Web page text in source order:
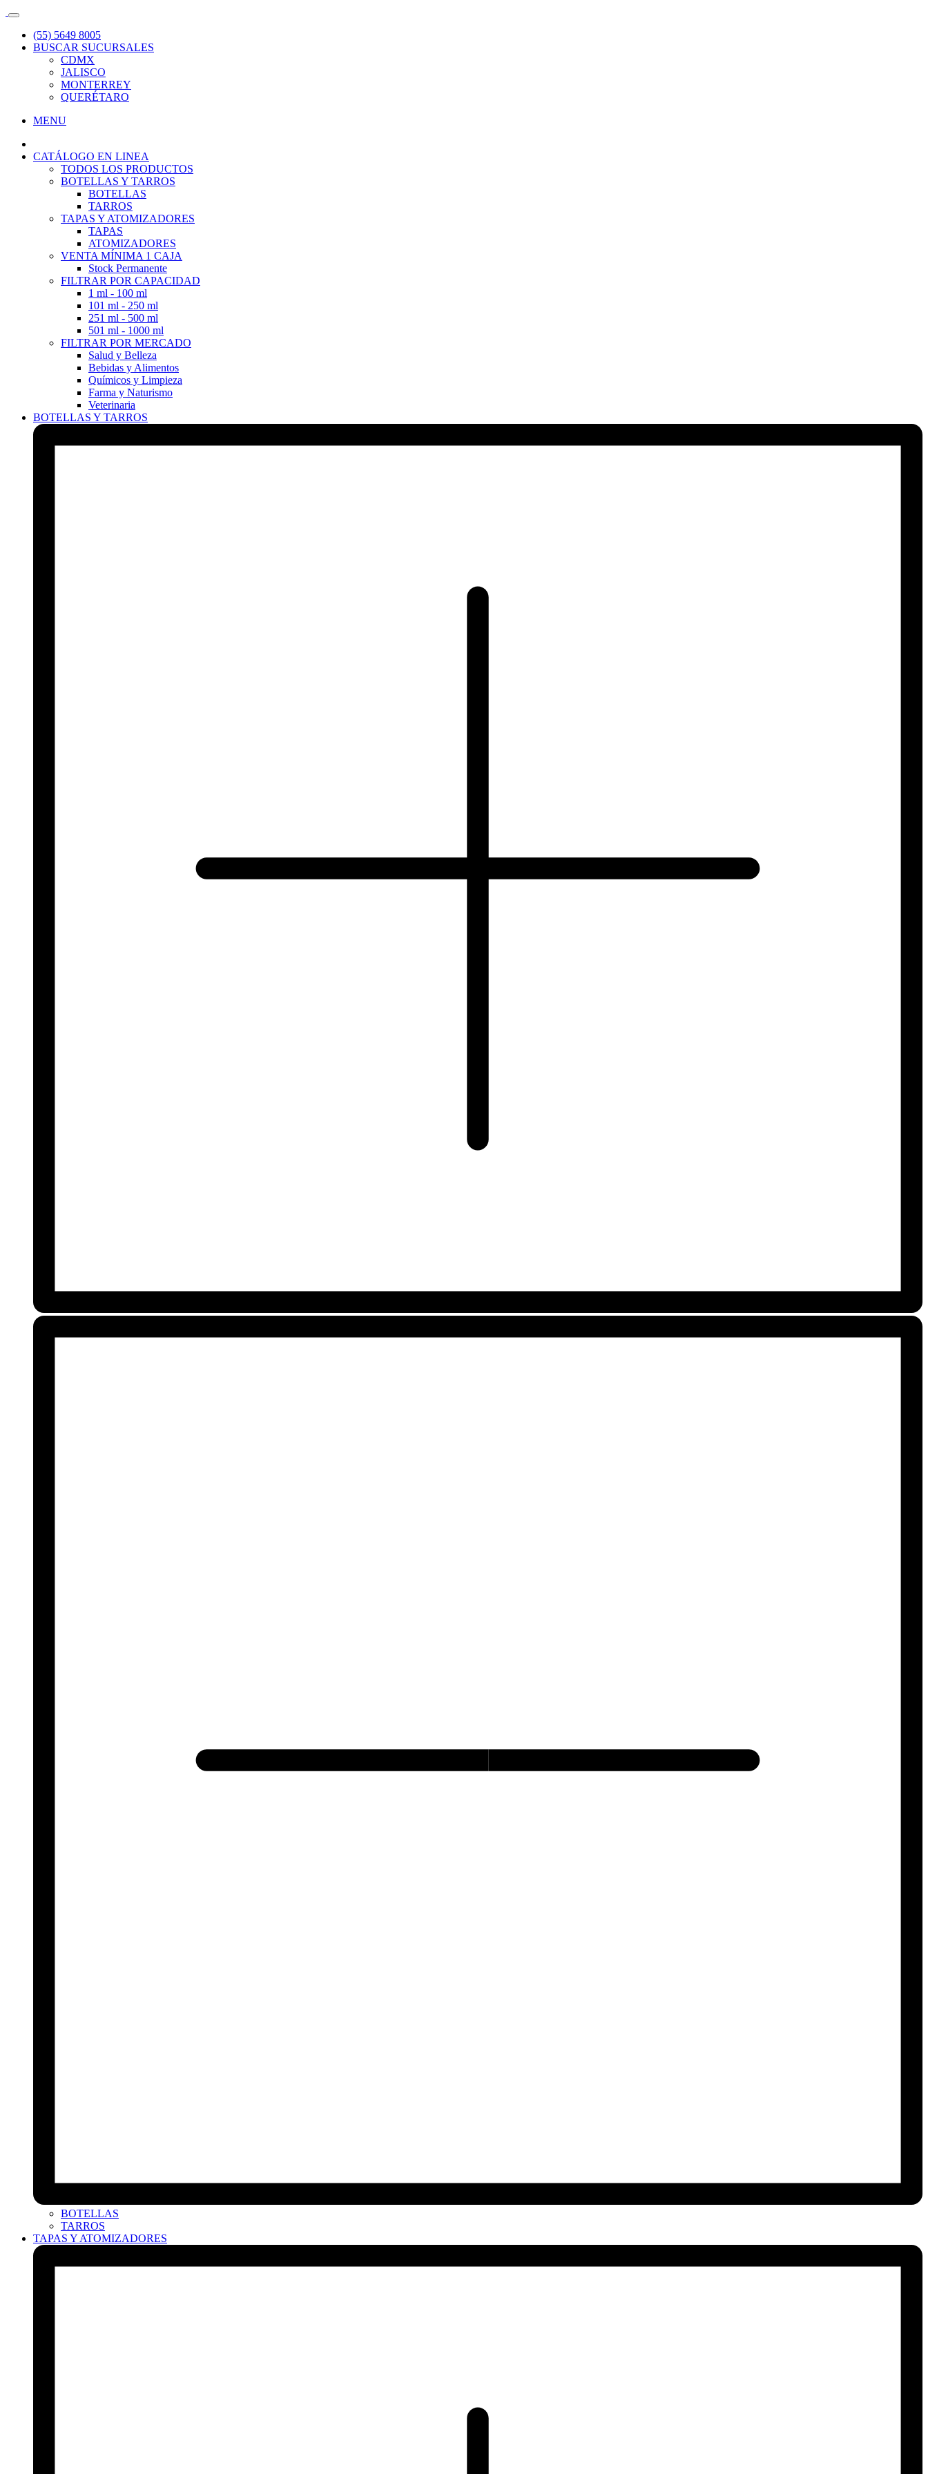
(55) 5649 8005
BUSCAR SUCURSALES
CDMX
JALISCO
MONTERREY
QUERÉTARO
MENU
CATÁLOGO EN LINEA
TODOS LOS PRODUCTOS
BOTELLAS Y TARROS
BOTELLAS
TARROS
TAPAS Y ATOMIZADORES
TAPAS
ATOMIZADORES
VENTA MÍNIMA 1 CAJA
Stock Permanente
FILTRAR POR CAPACIDAD
1 ml - 100 ml
101 ml - 250 ml
251 ml - 500 ml
501 ml - 1000 ml
FILTRAR POR MERCADO
Salud y Belleza
Bebidas y Alimentos
Químicos y Limpieza
Farma y Naturismo
Veterinaria
BOTELLAS Y TARROS
BOTELLAS
TARROS
TAPAS Y ATOMIZADORES